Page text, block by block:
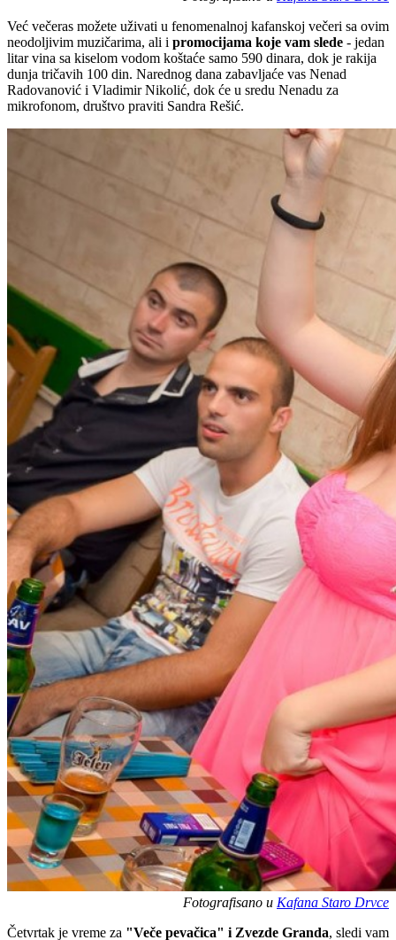
Već večeras možete uživati u fenomenalnoj kafanskoj večeri sa ovim
neodoljivim muzičarima, ali i promocijama koje vam slede - jedan
litar vina sa kiselom vodom koštaće samo 590 dinara, dok je rakija
dunja tričavih 100 din. Narednog dana zabavljaće vas Nenad
Radovanović i Vladimir Nikolić, dok će u sredu Nenadu za
mikrofonom, društvo praviti Sandra Rešić.
Fotografisano u Kafana Staro Drvce
Četvrtak je vreme za "Veče pevačica" i Zvezde Granda, sledi vam